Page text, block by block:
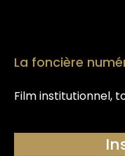
La foncière
Film institutionnel,